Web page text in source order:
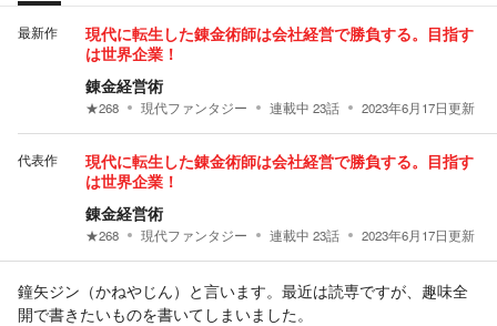
最新作
現代に転生した錬金術師は会社経営で勝負する。目指す
は世界企業！
錬金経営術
★268 現代ファンタジー 連載中 23話 2023年6月17日更新
代表作
現代に転生した錬金術師は会社経営で勝負する。目指す
は世界企業！
錬金経営術
★268 現代ファンタジー 連載中 23話 2023年6月17日更新
鐘矢ジン（かねやじん）と言います。最近は読専ですが、趣味全
開で書きたいものを書いてしまいました。